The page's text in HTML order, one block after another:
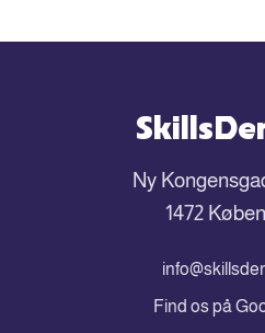
Ny
1472
Find os på